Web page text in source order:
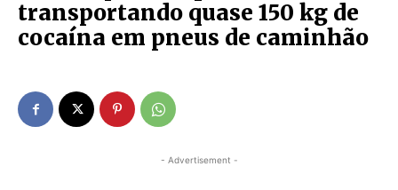
transportando quase 150 kg de
cocaína em pneus de caminhão
- Advertisement -